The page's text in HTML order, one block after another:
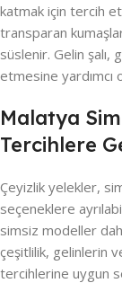
katmak için tercih
transparan
süslenir. Gelin şalı,
etmesine yardımcı
Malatya
Tercihlere
Çeyizlik yelekler,
seçeneklere
simsiz modeller
çeşitlilik, gelinlerin
tercihlerine uygun